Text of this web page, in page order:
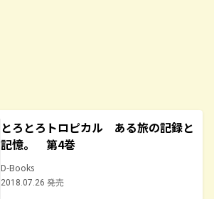
とろとろトロピカル ある旅の記録と
記憶。 第4巻
D-Books
2018.07.26 発売